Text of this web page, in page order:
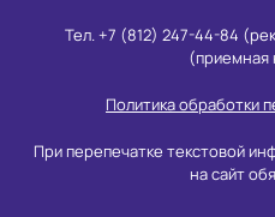
Тел. +7 (812) 247-44-84
(приемная
Политика обработки
При перепечатке текстовой
на сайт